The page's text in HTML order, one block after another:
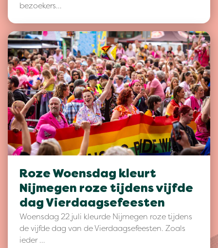
bezoekers…
Roze Woensdag kleurt
Nijmegen roze tijdens vijfde
dag Vierdaagsefeesten
Woensdag 22 juli kleurde Nijmegen roze tijdens
de vijfde dag van de Vierdaagsefeesten. Zoals
ieder …